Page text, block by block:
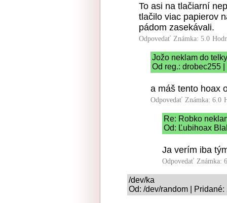
To asi na tlačiarní
tlačilo viac papierov
pádom zasekávali.
Odpovedať Známka: 5.0
Jožo neklam do telky
Od reg.: drobec255
a máš tento hoax
Odpovedať Známka: 6.0
Re: Robko
Od: Ľubihoax
Ja verím iba
Odpovedať Známka:
/dev/ka
Od: /dev/random |